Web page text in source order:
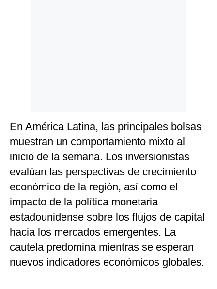
En América Latina, las principales bolsas
muestran un comportamiento mixto al
inicio de la semana. Los inversionistas
evalúan las perspectivas de crecimiento
económico de la región, así como el
impacto de la política monetaria
estadounidense sobre los flujos de capital
hacia los mercados emergentes. La
cautela predomina mientras se esperan
nuevos indicadores económicos globales.